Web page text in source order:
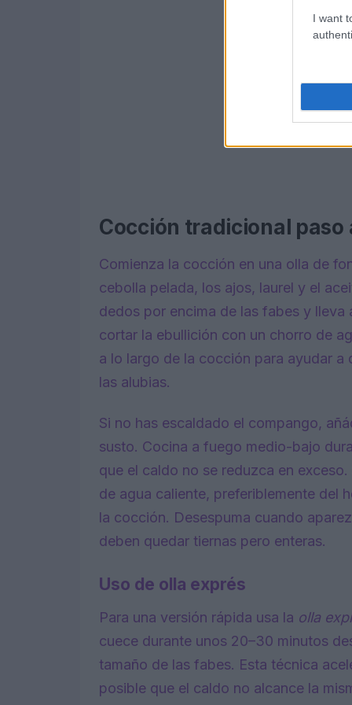
I want
Cocción tradicional paso
Comienza la cocción en una olla de
cebolla pelada, los ajos, laurel y el
dedos por encima de las fabes y
cortar la ebullición con un chorro de
a lo largo de la cocción para ayudar a
las alubias.
Si no has escaldado el compango,
susto. Cocina a fuego medio-bajo
que el caldo no se reduzca en
de agua caliente, preferiblemente del
la cocción. Desespuma cuando
deben quedar tiernas pero enteras.
Uso de olla exprés
Para una versión rápida usa la olla
cuece durante unos 20–30 minutos
tamaño de las fabes. Esta técnica
posible que el caldo no alcance la